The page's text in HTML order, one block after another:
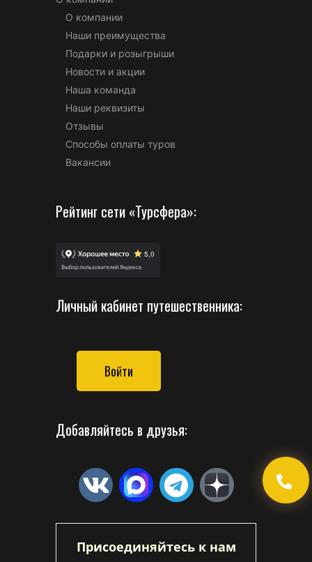
О компании
Наши преимущества
Подарки и розыгрыши
Новости и акции
Наша команда
Наши реквизиты
Отзывы
Способы оплаты туров
Вакансии
Рейтинг сети «Турсфера»:
Личный кабинет путешественника:
Войти
Добавляйтесь в друзья:
Присоединяйтесь к нам